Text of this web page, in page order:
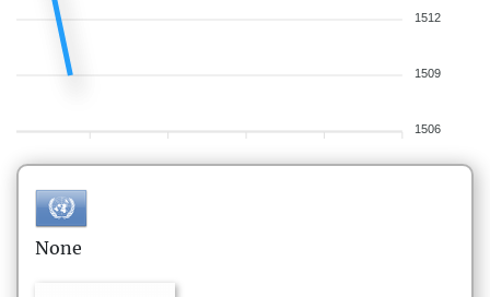
1512
1509
1506
None